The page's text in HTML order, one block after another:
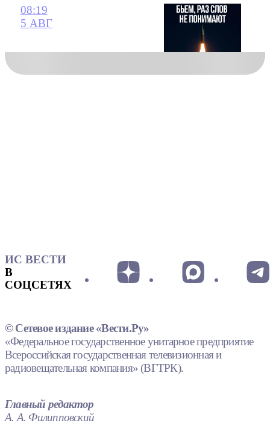
08:19
5 АВГ
ИС ВЕСТИ
В
СОЦСЕТЯХ
© Сетевое издание «Вести.Ру»
«Федеральное государственное унитарное предприятие
Всероссийская государственная телевизионная и
радиовещательная компания» (ВГТРК).
Главный редактор
А. А. Филипповский